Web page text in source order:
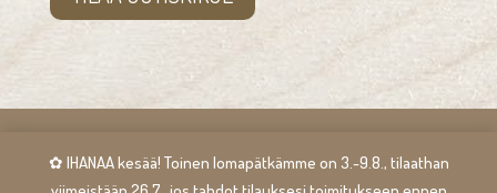
✿ IHANAA kesää! Toinen lomapätkämme on 3.-9.8., tilaathan
© Puine Oy |